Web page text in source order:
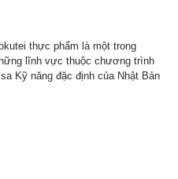
thực phẩm là một trong
lĩnh vực thuộc chương trình
Kỹ năng đặc định của Nhật Bản